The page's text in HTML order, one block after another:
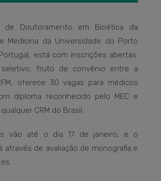
de Doutoramento em Bioética da
Medicina da Universidade do Porto
está com inscrições abertas.
seletivo, fruto de convênio entre a
oferece 30 vagas para médicos
diploma reconhecido pelo MEC e
CRM do Brasil.
vão até o dia 17 de janeiro, e o
através de avaliação de monografia e